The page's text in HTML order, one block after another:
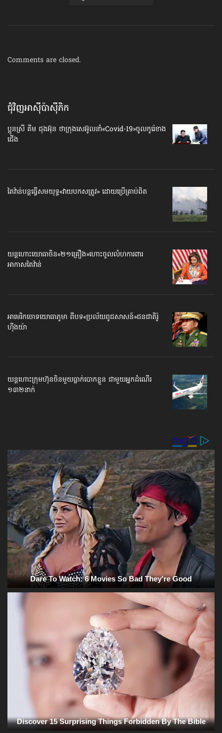
Comments are closed.
ជុំវិញអាស៊ីប៉ាស៊ីភិក
ប្អូនស្រី គីម ជុងអ៊ុន ថាក្រុងសេអ៊ូលនាំ​«Covid-19»​ចូល​កូរ៉េខាង
ជើង
តៃវ៉ាន់​បន្តធ្វើសមយុទ្ធ​«វាយបកសត្រូវ» ដោយប្រើគ្រាប់ពិត
យន្ដហោះ​យោធាចិន​«២១គ្រឿង»​ហោះចូលលំហការពារ
អាកាសតៃវ៉ាន់
អាមេរិកចោទ​យោធាភូមា ពីបទ​«ប្រល័យ​ពូជសាសន៍»​ជនជាតិរ៉ូ
ហ៊ីងយ៉ា
យន្ដហោះ​ក្រុមហ៊ុនចិន​មួយ​ធ្លាក់បោកខ្លួន ជាមួយ​អ្នកដំណើរ​
១៣២នាក់